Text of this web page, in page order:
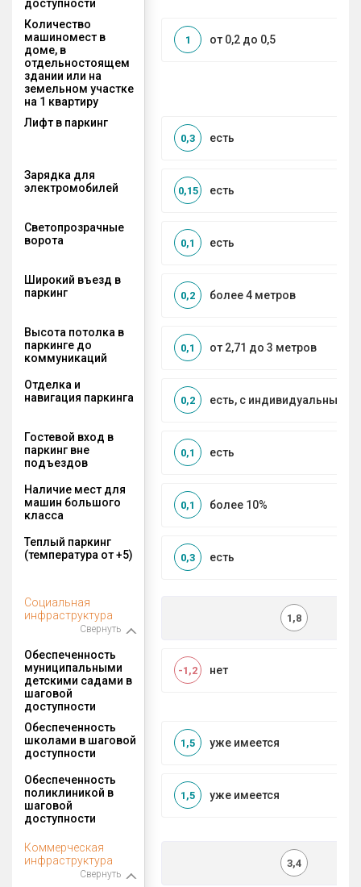
доступности
Количество
машиномест в
доме, в
отдельностоящем
здании или на
земельном участке
на 1 квартиру
от 0,2 до 0,5
1
Лифт в паркинг
есть
0,3
Зарядка для
электромобилей
есть
0,15
Светопрозрачные
ворота
есть
0,1
Широкий въезд в
паркинг
более 4 метров
0,2
Высота потолка в
паркинге до
коммуникаций
от 2,71 до 3 метров
0,1
Отделка и
навигация паркинга
есть, с индивидуальным
0,2
Гостевой вход в
паркинг вне
подъездов
есть
0,1
Наличие мест для
машин большого
класса
более 10%
0,1
Теплый паркинг
(температура от +5)
есть
0,3
Социальная
инфраструктура
Свернуть
1,8
Обеспеченность
муниципальными
детскими садами в
шаговой
доступности
нет
-1,2
Обеспеченность
школами в шаговой
доступности
уже имеется
1,5
Обеспеченность
поликлиникой в
шаговой
доступности
уже имеется
1,5
Коммерческая
инфраструктура
Свернуть
3,4